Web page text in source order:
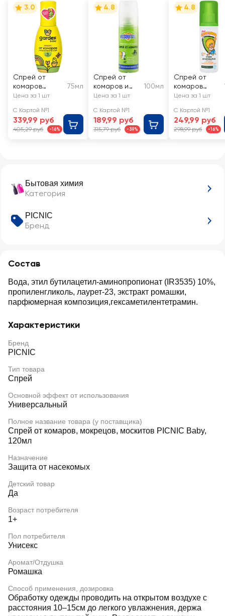
Бытовая химия
Категория
PICNIC
Бренд
Состав
Вода, этил бутилацетил-аминопропионат (IR3535) 10%,
пропиленгликоль, лаурет-23, экстракт ромашки,
парфюмерная композиция,гексаметилентетрамин.
Характеристики
Бренд
PICNIC
Тип товара
Спрей
Основной эффект от использования
Универсальный
Полное название товара (у поставщика)
Спрей от комаров, мокрецов, москитов PICNIC Baby,
120мл
Назначение
Защита от насекомых
Детский товар
Да
Возраст потребителя
1+
Пол потребителя
Унисекс
Аромат/Отдушка
Ромашка
Способ применения, дозировка
Обработку одежды проводить на открытом воздухе с
расстояния 10–15см до легкого увлажнения, держа
3.0
Спрей от
комаров
детский
75мл
Цена за 1 шт
С Картой №1
339,99 руб
405,29 руб -16%
4.8
Спрей от
комаров и
москитов
Универсальн
ая защита
100мл
Цена за 1 шт
С Картой №1
189,99 руб
315,79 руб -39%
4.8
Спрей от
комаров
детский МОЕ
защитный
Цена за 1 шт
С Картой №1
249,99 руб
298,99 руб -16%